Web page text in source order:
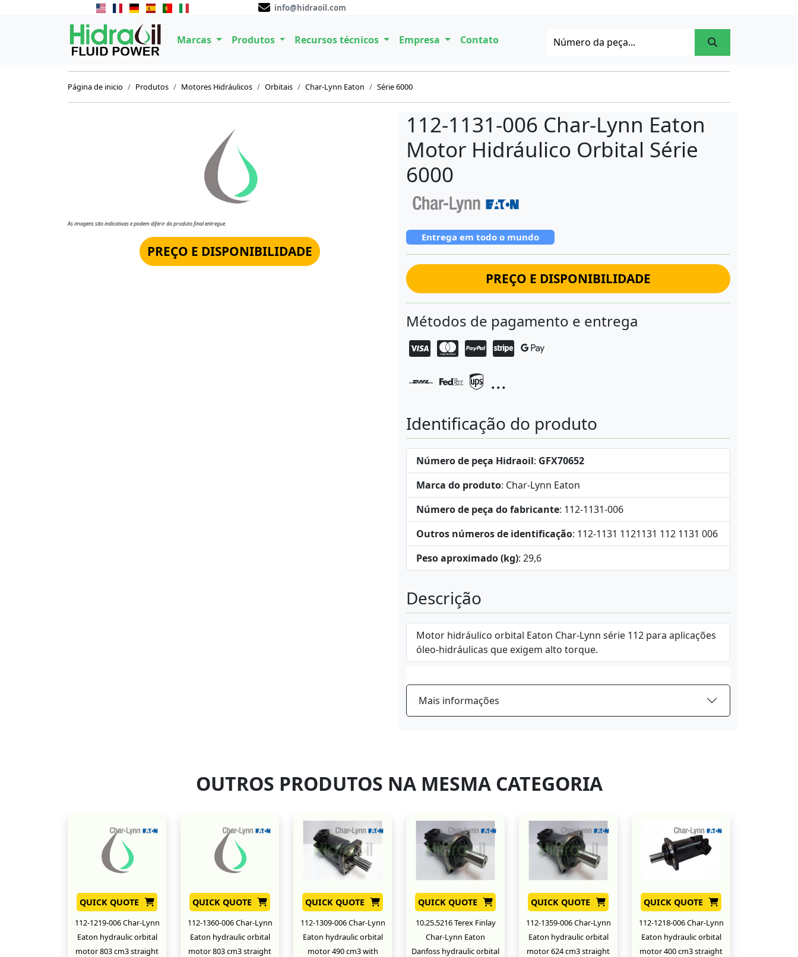
info@hidraoil.com
Marcas Produtos Recursos técnicos Empresa Contato
Página de inicio Produtos Motores Hidráulicos Orbitais Char-Lynn Eaton Série 6000
As imagens são indicativas e podem diferir do produto final entregue.
PREÇO E DISPONIBILIDADE
112-1131-006 Char-Lynn Eaton
Motor Hidráulico Orbital Série
6000
Entrega em todo o mundo
PREÇO E DISPONIBILIDADE
Métodos de pagamento e entrega
...
Identificação do produto
Número de peça Hidraoil: GFX70652
Marca do produto: Char-Lynn Eaton
Número de peça do fabricante: 112-1131-006
Outros números de identificação: 112-1131 1121131 112 1131 006
Peso aproximado (kg): 29,6
Descrição
Motor hidráulico orbital Eaton Char-Lynn série 112 para aplicações
óleo-hidráulicas que exigem alto torque.
Mais informações
OUTROS PRODUTOS NA MESMA CATEGORIA
QUICK QUOTE
112-1219-006 Char-Lynn
Eaton hydraulic orbital
motor 803 cm3 straight
QUICK QUOTE
112-1360-006 Char-Lynn
Eaton hydraulic orbital
motor 803 cm3 straight
QUICK QUOTE
112-1309-006 Char-Lynn
Eaton hydraulic orbital
motor 490 cm3 with
QUICK QUOTE
10.25.5216 Terex Finlay
Char-Lynn Eaton
Danfoss hydraulic orbital
QUICK QUOTE
112-1359-006 Char-Lynn
Eaton hydraulic orbital
motor 624 cm3 straight
QUICK QUOTE
112-1218-006 Char-Lynn
Eaton hydraulic orbital
motor 400 cm3 straight